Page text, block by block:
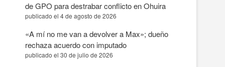
de GPO para destrabar conflicto en Ohuira
publicado el 4 de agosto de 2026
«A mí no me van a devolver a Max»; dueño
rechaza acuerdo con imputado
publicado el 30 de julio de 2026